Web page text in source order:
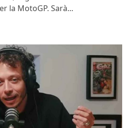
la MotoGP. Sarà...